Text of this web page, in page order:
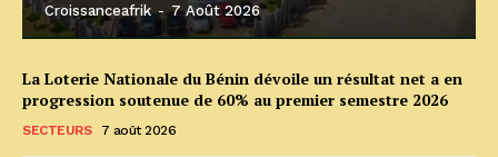
Croissanceafrik - 7 Août 2026
La Loterie Nationale du Bénin dévoile un résultat net a en
progression soutenue de 60% au premier semestre 2026
SECTEURS 7 août 2026